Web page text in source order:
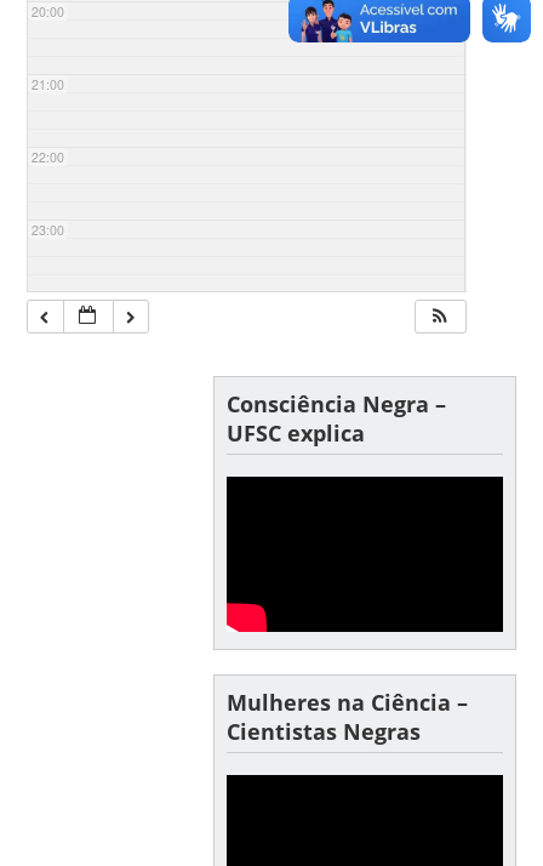
20:00
21:00
22:00
23:00
Consciência Negra –
UFSC explica
Mulheres na Ciência –
Cientistas Negras